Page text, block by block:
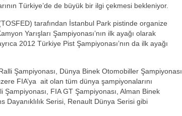
Türkiye’de de büyük bir ilgi çekmesi bekleniyor.
tarafından İstanbul Park pistinde organize
Yarışları Şampiyonası’nın ilk ayağı olarak
2012 Türkiye Pist Şampiyonası’nın da ilk ayağı
Şampiyonası, Dünya Binek Otomobiller Şampiyonası
FIA’ya ait olan tüm dünya şampiyonalarını
FIA GT Şampiyonası, Alman Binek
Serisi, Renault Dünya Serisi gibi